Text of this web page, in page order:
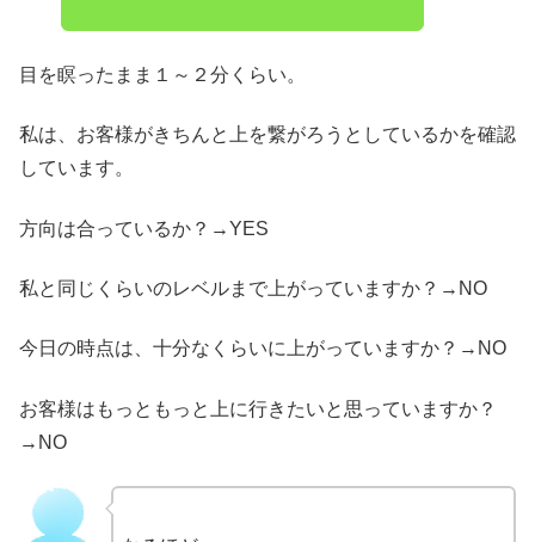
目を瞑ったまま１～２分くらい。
私は、お客様がきちんと上を繋がろうとしているかを確認
しています。
方向は合っているか？→YES
私と同じくらいのレベルまで上がっていますか？→NO
今日の時点は、十分なくらいに上がっていますか？→NO
お客様はもっともっと上に行きたいと思っていますか？
→NO